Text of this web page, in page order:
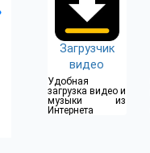
Загрузчик
видео
Удобная
загрузка видео и
музыки из
Интернета